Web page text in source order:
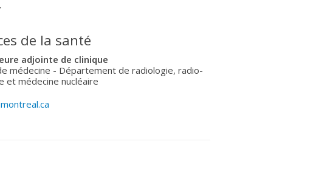
de la santé
adjointe de clinique
médecine - Département de radiologie, radio-
et médecine nucléaire